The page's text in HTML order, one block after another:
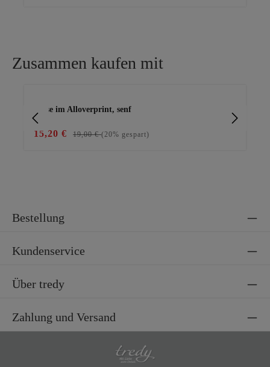
Zusammen kaufen mit
Bluse im Alloverprint, senf
15,20 € 19,00 €(20% gespart)
Bestellung
Kundenservice
Über tredy
Zahlung und Versand